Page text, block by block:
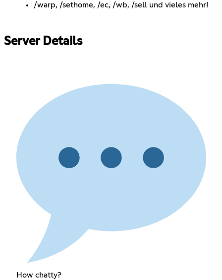
/warp, /sethome, /ec, /wb, /sell und vieles mehr!
Server Details
How chatty?